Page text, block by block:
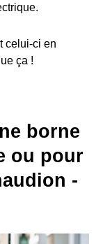
celui-ci en
ça !
borne
ou pour
-